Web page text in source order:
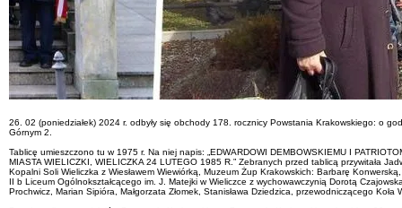
26. 02 (poniedziałek) 2024 r. odbyły się obchody 178. rocznicy Powstania Krakowskiego: o
Górnym 2.
Tablicę umieszczono tu w 1975 r. Na niej napis: „EDWARDOWI DEMBOWSKIEMU I
MIASTA WIELICZKI, WIELICZKA 24 LUTEGO 1985 R.” Zebranych przed tablicą przywitała
Kopalni Soli Wieliczka z Wiesławem Wiewiórką, Muzeum Żup Krakowskich: Barbarę
II b Liceum Ogólnokształcącego im. J. Matejki w Wieliczce z wychowawczynią Dorotą
Prochwicz, Marian Sipióra, Małgorzata Złomek, Stanisława Dziedzica, przewodniczącego